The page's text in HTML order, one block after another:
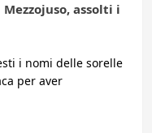
assolti i
i nomi delle sorelle
per aver